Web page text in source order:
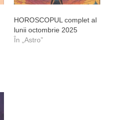
HOROSCOPUL complet al
lunii octombrie 2025
În „Astro”